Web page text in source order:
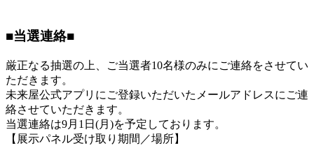
■当選連絡■
厳正なる抽選の上、ご当選者10名様のみにご連絡をさせてい
ただきます。
未来屋公式アプリにご登録いただいたメールアドレスにご連
絡させていただきます。
当選連絡は9月1日(月)を予定しております。
【展示パネル受け取り期間／場所】